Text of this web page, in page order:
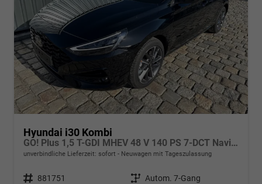
Hyundai i30 Kombi
GO! Plus 1,5 T-GDI MHEV 48 V 140 PS 7-DCT Navi-Klimaautomatik-AppleCarPlay-AndroidAuto-17" Alu-SunSet-Sofort
unverbindliche Lieferzeit: sofort Neuwagen mit Tageszulassung
Fahrzeugnr. 881751 Getriebe Autom. 7-Gang